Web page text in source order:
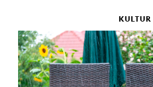
KULTUR